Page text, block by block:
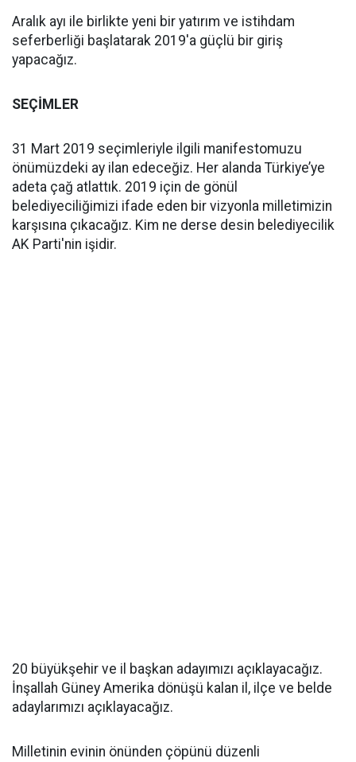
Aralık ayı ile birlikte yeni bir yatırım ve istihdam
seferberliği başlatarak 2019'a güçlü bir giriş
yapacağız.
SEÇİMLER
31 Mart 2019 seçimleriyle ilgili manifestomuzu
önümüzdeki ay ilan edeceğiz. Her alanda Türkiye’ye
adeta çağ atlattık. 2019 için de gönül
belediyeciliğimizi ifade eden bir vizyonla milletimizin
karşısına çıkacağız. Kim ne derse desin belediyecilik
AK Parti'nin işidir.
20 büyükşehir ve il başkan adayımızı açıklayacağız.
İnşallah Güney Amerika dönüşü kalan il, ilçe ve belde
adaylarımızı açıklayacağız.
Milletinin evinin önünden çöpünü düzenli